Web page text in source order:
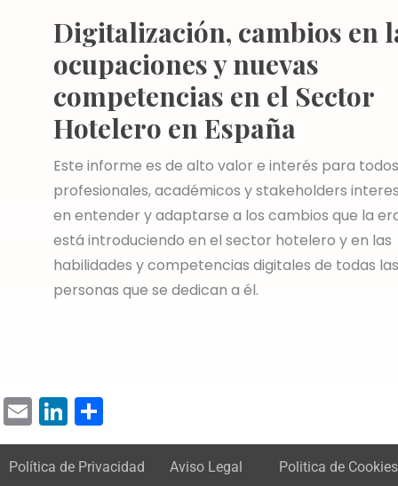
Digitalización, cambios en
ocupaciones y nuevas
competencias en el Sector
Hotelero en España
Este informe es de alto valor e interés para todos
profesionales, académicos y stakeholders
en entender y adaptarse a los cambios que la
está introduciendo en el sector hotelero y en las
habilidades y competencias digitales de todas las
personas que se dedican a él.
EmailLinkedIn
Política de Privacidad Aviso Legal Politica de Cookies